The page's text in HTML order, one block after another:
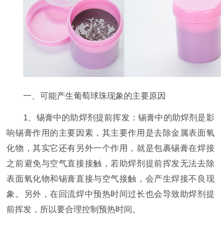
一、可能产生葡萄球珠现象的主要原因
1、锡膏中的助焊剂提前挥发：锡膏中的助焊剂是影
响锡膏作用的主要因素，其主要作用是去除金属表面氧
化物，其实它还有另外一个作用，就是包裹锡膏在焊接
之前避免与空气直接接触，若助焊剂提前挥发无法去除
表面氧化物和锡膏直接与空气接触，会产生焊接不良现
象。另外，在回流焊中预热时间过长也会导致助焊剂提
前挥发，所以要合理控制预热时间。